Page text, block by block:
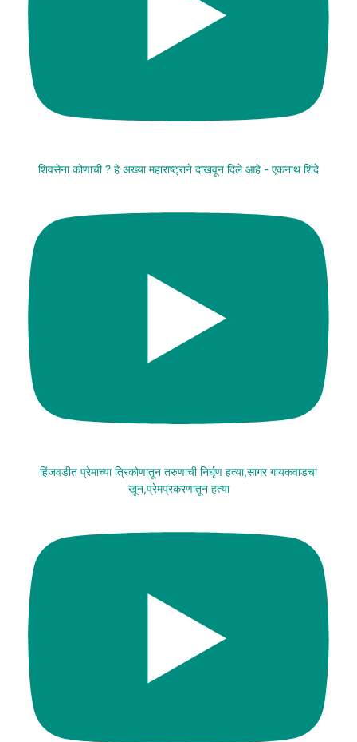
शिवसेना कोणाची ? हे अख्या महाराष्ट्राने दाखवून दिले आहे - एकनाथ शिंदे
हिंजवडीत प्रेमाच्या त्रिकोणातून तरुणाची निर्घृण हत्या,सागर गायकवाडचा
खून,प्रेमप्रकरणातून हत्या